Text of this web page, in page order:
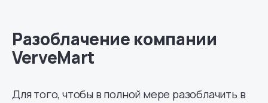
Разоблачение компании
VerveMart
Для того, чтобы в полной мере разоблачить в